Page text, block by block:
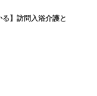
る】訪問入浴介護と